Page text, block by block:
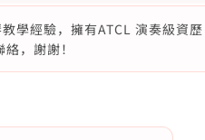
學經驗，擁有ATCL 演奏級
，謝謝！